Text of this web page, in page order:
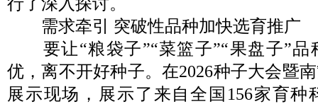
需求牵引 突破性品种加快选育推广
要让“粮袋子”“菜篮子”“果盘子”品
优，离不开好种子。在2026种子大会暨
展示现场，展示了来自全国156家育种